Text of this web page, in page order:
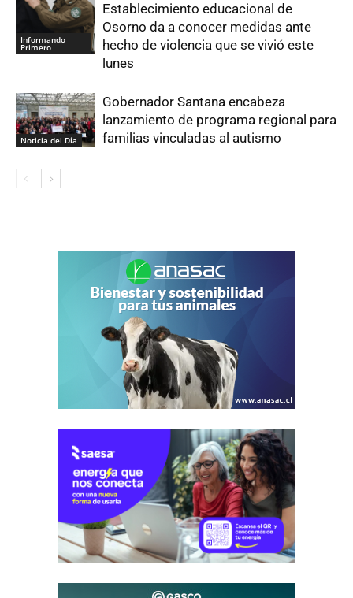
Informando
Primero
Establecimiento educacional de
Osorno da a conocer medidas ante
hecho de violencia que se vivió este
lunes
Noticia del Día
Gobernador Santana encabeza
lanzamiento de programa regional para
familias vinculadas al autismo